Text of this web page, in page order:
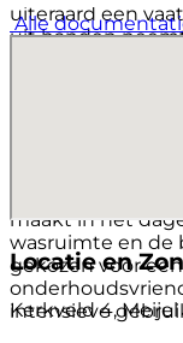
uiteraard een
uit handen
handige
overzichtelijk
praktische
Hier hangt ook
warm water in
de keuken heb
en de
maakt in het
wasruimte en de
gekozen voor
intensieve
Alle
Locatie en
Kerkveld 4, Meijel